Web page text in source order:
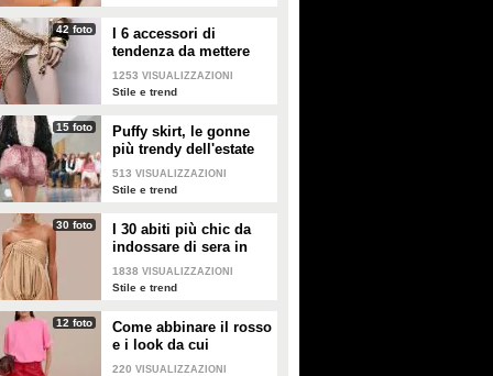
42 foto
I 6 accessori di
tendenza da mettere
nella valigia dell'estate
2026
1253 VISUALIZZAZIONI
Stile e trend
15 foto
Puffy skirt, le gonne
più trendy dell'estate
2026 sono quelle a
palloncino
513 VISUALIZZAZIONI
Stile e trend
30 foto
I 30 abiti più chic da
indossare di sera in
estate
1838 VISUALIZZAZIONI
Stile e trend
12 foto
Come abbinare il rosso
e i look da cui
prendere ispirazione
220 VISUALIZZAZIONI